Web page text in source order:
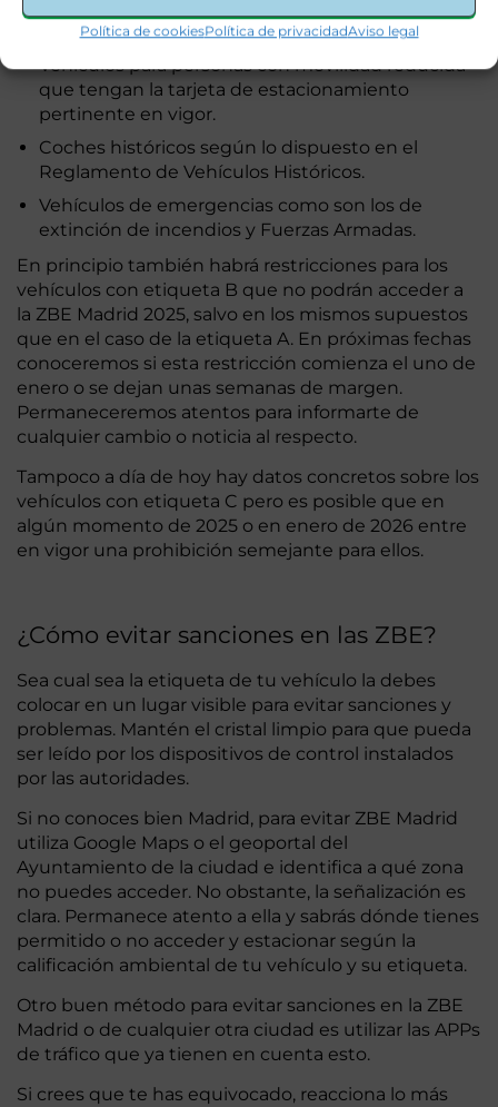
Política de cookiesPolítica de privacidadAviso legal
podrás acceder a la ZBE salvo en tres casos:
Vehículos para personas con movilidad reducida
que tengan la tarjeta de estacionamiento
pertinente en vigor.
Coches históricos según lo dispuesto en el
Reglamento de Vehículos Históricos.
Vehículos de emergencias como son los de
extinción de incendios y Fuerzas Armadas.
En principio también habrá restricciones para los
vehículos con etiqueta B que no podrán acceder a
la ZBE Madrid 2025, salvo en los mismos supuestos
que en el caso de la etiqueta A. En próximas fechas
conoceremos si esta restricción comienza el uno de
enero o se dejan unas semanas de margen.
Permaneceremos atentos para informarte de
cualquier cambio o noticia al respecto.
Tampoco a día de hoy hay datos concretos sobre los
vehículos con etiqueta C pero es posible que en
algún momento de 2025 o en enero de 2026 entre
en vigor una prohibición semejante para ellos.
¿Cómo evitar sanciones en las ZBE?
Sea cual sea la etiqueta de tu vehículo la debes
colocar en un lugar visible para evitar sanciones y
problemas. Mantén el cristal limpio para que pueda
ser leído por los dispositivos de control instalados
por las autoridades.
Si no conoces bien Madrid, para evitar ZBE Madrid
utiliza Google Maps o el geoportal del
Ayuntamiento de la ciudad e identifica a qué zona
no puedes acceder. No obstante, la señalización es
clara. Permanece atento a ella y sabrás dónde tienes
permitido o no acceder y estacionar según la
calificación ambiental de tu vehículo y su etiqueta.
Otro buen método para evitar sanciones en la ZBE
Madrid o de cualquier otra ciudad es utilizar las APPs
de tráfico que ya tienen en cuenta esto.
Si crees que te has equivocado, reacciona lo más